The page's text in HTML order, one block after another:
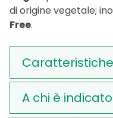
di origine vegetale;
Free.
Caratteristiche
A chi è indicato